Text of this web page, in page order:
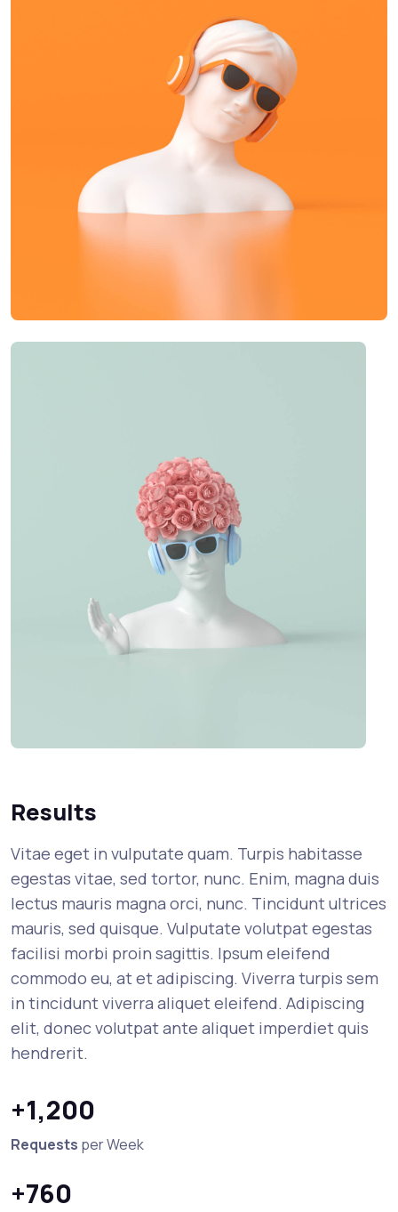
Results
Vitae eget in vulputate quam. Turpis habitasse
egestas vitae, sed tortor, nunc. Enim, magna duis
lectus mauris magna orci, nunc. Tincidunt ultrices
mauris, sed quisque. Vulputate volutpat egestas
facilisi morbi proin sagittis. Ipsum eleifend
commodo eu, at et adipiscing. Viverra turpis sem
in tincidunt viverra aliquet eleifend. Adipiscing
elit, donec volutpat ante aliquet imperdiet quis
hendrerit.
+1,200
Requests per Week
+760